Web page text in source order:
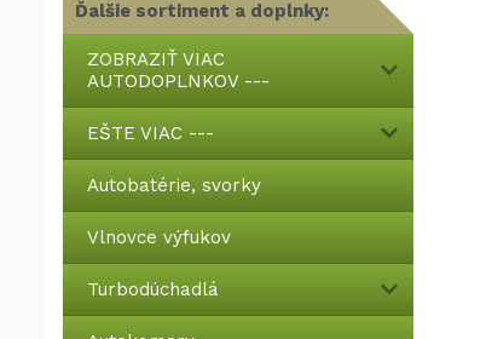
Ďalšie sortiment a doplnky:
ZOBRAZIŤ VIAC
AUTODOPLNKOV ---
EŠTE VIAC ---
Autobatérie, svorky
Vlnovce výfukov
Turbodúchadlá